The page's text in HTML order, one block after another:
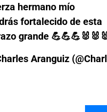
hermano mío
fortalecido de esta
grande
Aranguiz